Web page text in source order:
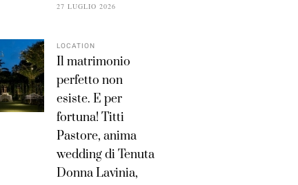
27 LUGLIO 2026
LOCATION
Il matrimonio
perfetto non
esiste. E per
fortuna! Titti
Pastore, anima
wedding di Tenuta
Donna Lavinia,